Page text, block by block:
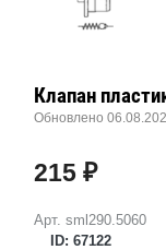
Арт. sml290.5060
ID: 67122
Клапан
Обновлено
215 ₽